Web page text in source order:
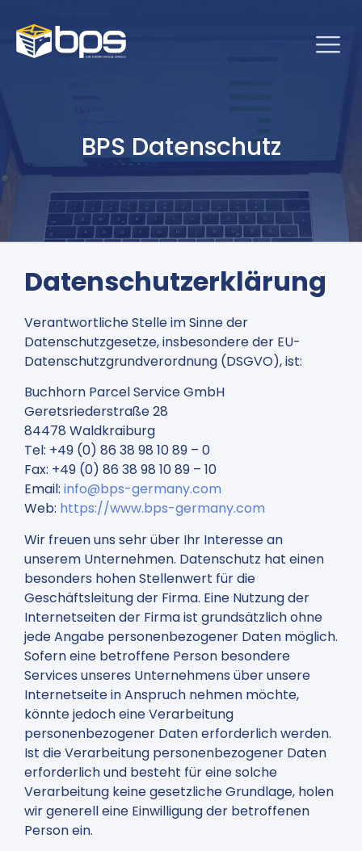
BPS Datenschutz
Datenschutzerklärung
Verantwortliche Stelle im Sinne der
Datenschutzgesetze, insbesondere der EU-
Datenschutzgrundverordnung (DSGVO), ist:
Buchhorn Parcel Service GmbH
Geretsriederstraße 28
84478 Waldkraiburg
Tel: +49 (0) 86 38 98 10 89 – 0
Fax: +49 (0) 86 38 98 10 89 – 10
Email: info@bps-germany.com
Web: https://www.bps-germany.com
Wir freuen uns sehr über Ihr Interesse an
unserem Unternehmen. Datenschutz hat einen
besonders hohen Stellenwert für die
Geschäftsleitung der Firma. Eine Nutzung der
Internetseiten der Firma ist grundsätzlich ohne
jede Angabe personenbezogener Daten möglich.
Sofern eine betroffene Person besondere
Services unseres Unternehmens über unsere
Internetseite in Anspruch nehmen möchte,
könnte jedoch eine Verarbeitung
personenbezogener Daten erforderlich werden.
Ist die Verarbeitung personenbezogener Daten
erforderlich und besteht für eine solche
Verarbeitung keine gesetzliche Grundlage, holen
wir generell eine Einwilligung der betroffenen
Person ein.